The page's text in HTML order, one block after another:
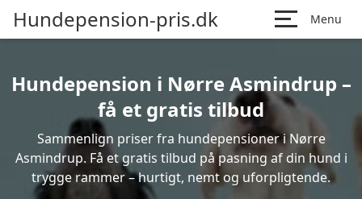
Hundepension-pris.dk Menu
Hundepension i Nørre Asmindrup –
få et gratis tilbud
Sammenlign priser fra hundepensioner i Nørre
Asmindrup. Få et gratis tilbud på pasning af din hund i
trygge rammer – hurtigt, nemt og uforpligtende.